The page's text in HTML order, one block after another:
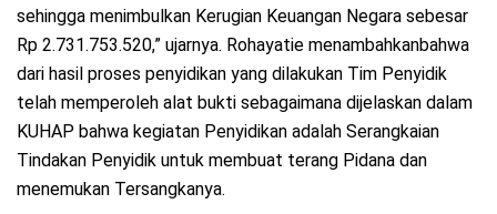
sehingga menimbulkan Kerugian Keuangan Negara sebesar
Rp 2.731.753.520,” ujarnya. Rohayatie menambahkanbahwa
dari hasil proses penyidikan yang dilakukan Tim Penyidik
telah memperoleh alat bukti sebagaimana dijelaskan dalam
KUHAP bahwa kegiatan Penyidikan adalah Serangkaian
Tindakan Penyidik untuk membuat terang Pidana dan
menemukan Tersangkanya.